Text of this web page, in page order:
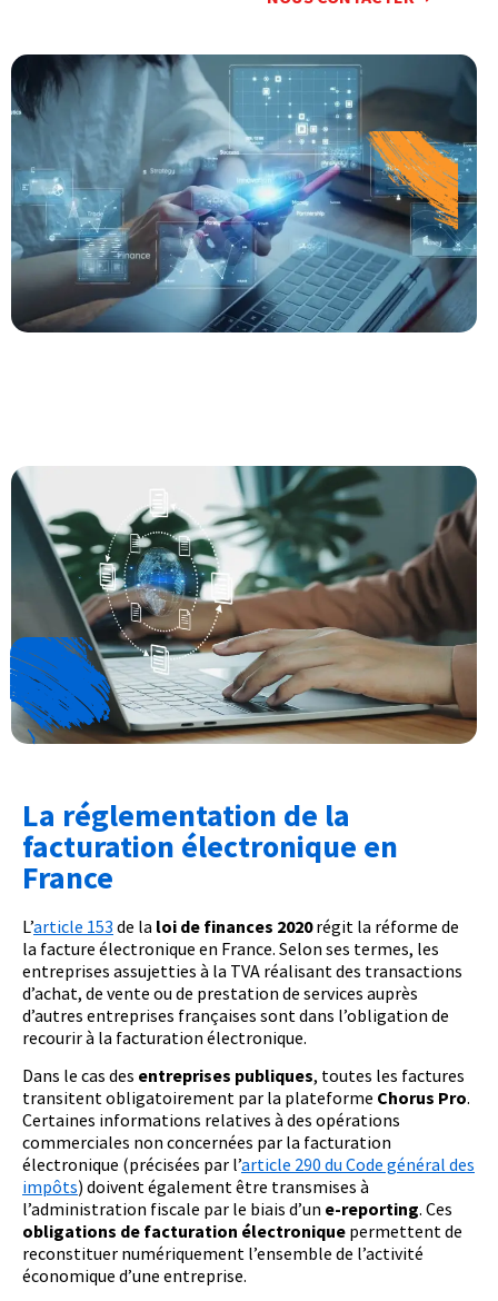
La réglementation de la
facturation électronique en
France
L’article 153 de la loi de finances 2020régit la réforme de
la facture électronique en France. Selon ses termes, les
entreprises assujetties à la TVA réalisant des transactions
d’achat, de vente ou de prestation de services auprès
d’autres entreprises françaises sont dans l’obligation de
recourir à la facturation électronique.
Dans le cas des entreprises publiques, toutes les factures
transitent obligatoirement par la plateforme Chorus Pro.
Certaines informations relatives à des opérations
commerciales non concernées par la facturation
électronique (précisées par l’article 290 du Code général des
impôts) doivent également être transmises à
l’administration fiscale par le biais d’un e-reporting. Ces
obligations de facturation électronique permettent de
reconstituer numériquement l’ensemble de l’activité
économique d’une entreprise.